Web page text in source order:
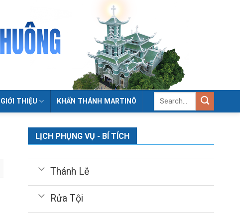
GIỚI THIỆU KHẤN THÁNH MARTINÔ
LỊCH PHỤNG VỤ - BÍ TÍCH
Thánh Lễ
Rửa Tội